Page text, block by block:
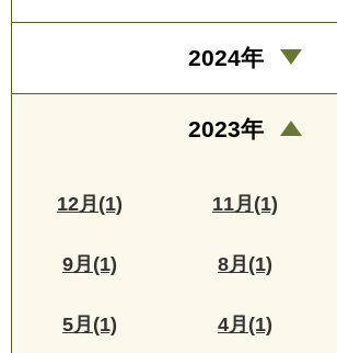
2024年
2023年
12月(1) 11月(1)
9月(1) 8月(1)
5月(1) 4月(1)